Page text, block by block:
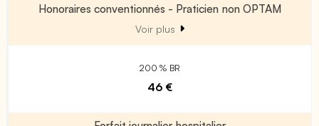
Honoraires conventionnés - Praticien non OPTAM
Voir plus
200 % BR
46 €